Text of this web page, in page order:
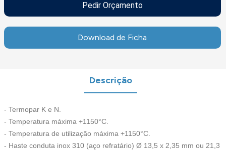
Pedir Orçamento
Download de Ficha
Descrição
- Termopar K e N.
- Temperatura máxima +1150°C.
- Temperatura de utilização máxima +1150°C.
- Haste conduta inox 310 (aço refratário) Ø 13,5 x 2,35 mm ou 21,3